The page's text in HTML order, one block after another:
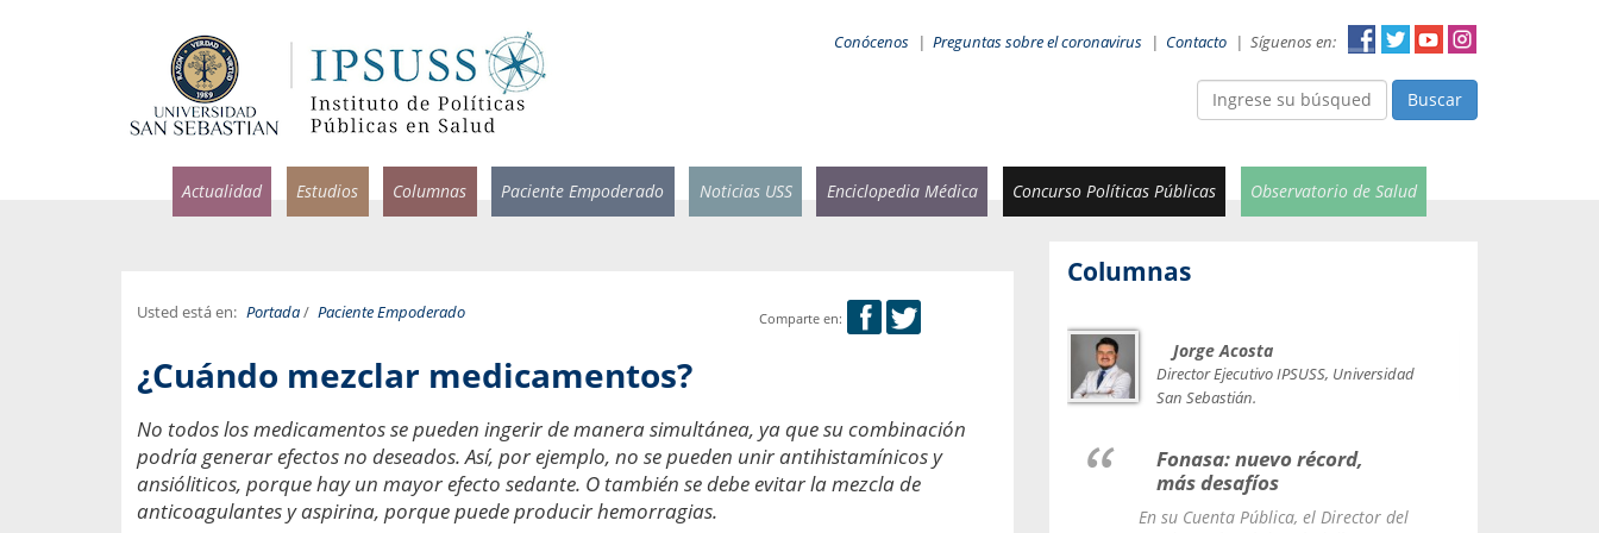
Conócenos | Preguntas sobre el coronavirus | Contacto | Síguenos en:
Buscar
Actualidad Estudios Columnas Paciente Empoderado Noticias USS Enciclopedia Médica Concurso Políticas Públicas Observatorio de Salud
Comparte en:
Usted está en: Portada/ Paciente Empoderado
¿Cuándo mezclar medicamentos?
No todos los medicamentos se pueden ingerir de manera simultánea, ya que su combinación
podría generar efectos no deseados. Así, por ejemplo, no se pueden unir antihistamínicos y
ansióliticos, porque hay un mayor efecto sedante. O también se debe evitar la mezcla de
anticoagulantes y aspirina, porque puede producir hemorragias.
Columnas
Facultad de Medicina USS.
médicas y
por incapacidad
Infectólogo y profesor asistente de
Pandemias del mañana
Usamos la palabra pandemia cuando
una enfermedad contagiosa se
¿Cuándo será urgente la
salud bucal?
Jorge Acosta
Director Ejecutivo IPSUSS, Universidad
San Sebastián.
Fonasa: nuevo récord,
más desafíos
En su Cuenta Pública, el Director del